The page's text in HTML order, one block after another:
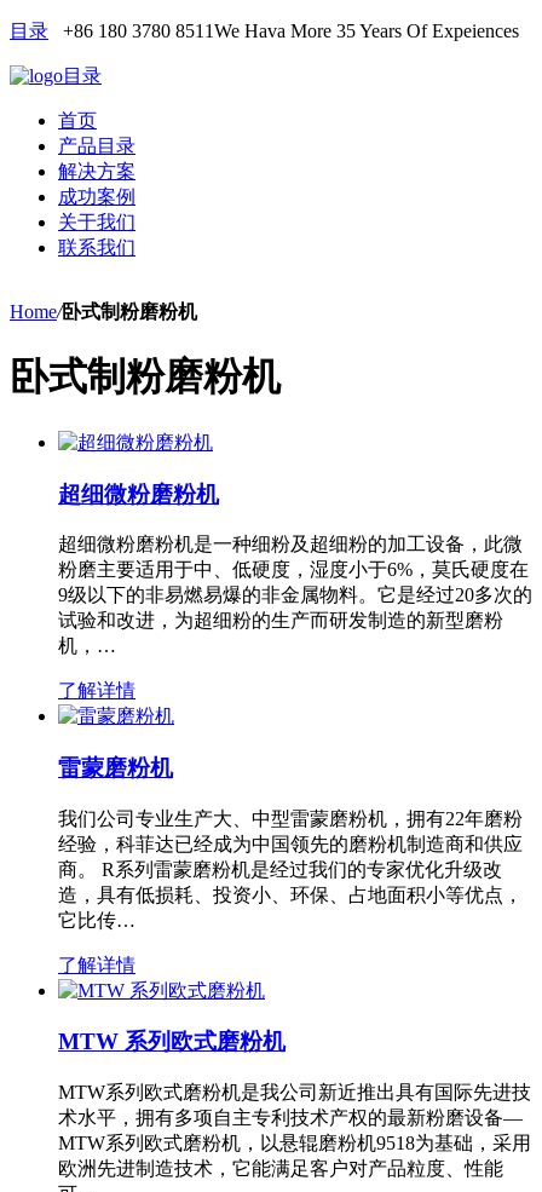
目录 +86 180 3780 8511We Hava More 35 Years Of Expeiences
目录
首页
产品目录
解决方案
成功案例
关于我们
联系我们
Home/卧式制粉磨粉机
卧式制粉磨粉机
超细微粉磨粉机
超细微粉磨粉机是一种细粉及超细粉的加工设备，此微
粉磨主要适用于中、低硬度，湿度小于6%，莫氏硬度在
9级以下的非易燃易爆的非金属物料。它是经过20多次的
试验和改进，为超细粉的生产而研发制造的新型磨粉
机，…
了解详情
雷蒙磨粉机
我们公司专业生产大、中型雷蒙磨粉机，拥有22年磨粉
经验，科菲达已经成为中国领先的磨粉机制造商和供应
商。 R系列雷蒙磨粉机是经过我们的专家优化升级改
造，具有低损耗、投资小、环保、占地面积小等优点，
它比传…
了解详情
MTW 系列欧式磨粉机
MTW系列欧式磨粉机是我公司新近推出具有国际先进技
术水平，拥有多项自主专利技术产权的最新粉磨设备—
MTW系列欧式磨粉机，以悬辊磨粉机9518为基础，采用
欧洲先进制造技术，它能满足客户对产品粒度、性能